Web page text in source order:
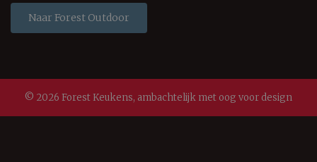
Naar Forest Outdoor
© 2026 Forest Keukens, ambachtelijk met oog voor design